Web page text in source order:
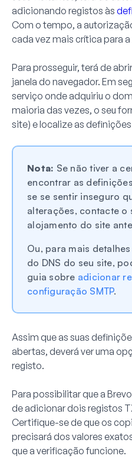
adicionando registos às
Com o tempo, a
cada vez mais crítica para
Para prosseguir, terá de
janela do navegador. Em
serviço onde adquiriu o
maioria das vezes, o seu
site) e localize as
Nota: Se não tiver a
encontrar as
se se sentir inseguro
alterações, contacte o
alojamento do site
Ou, para mais
do DNS do seu site,
guia sobre adicionar
configuração SMTP.
Assim que as suas
abertas, deverá ver uma
registo.
Para possibilitar que a
de adicionar dois registos
Certifique-se de que os
precisará dos valores
que a verificação funcione.